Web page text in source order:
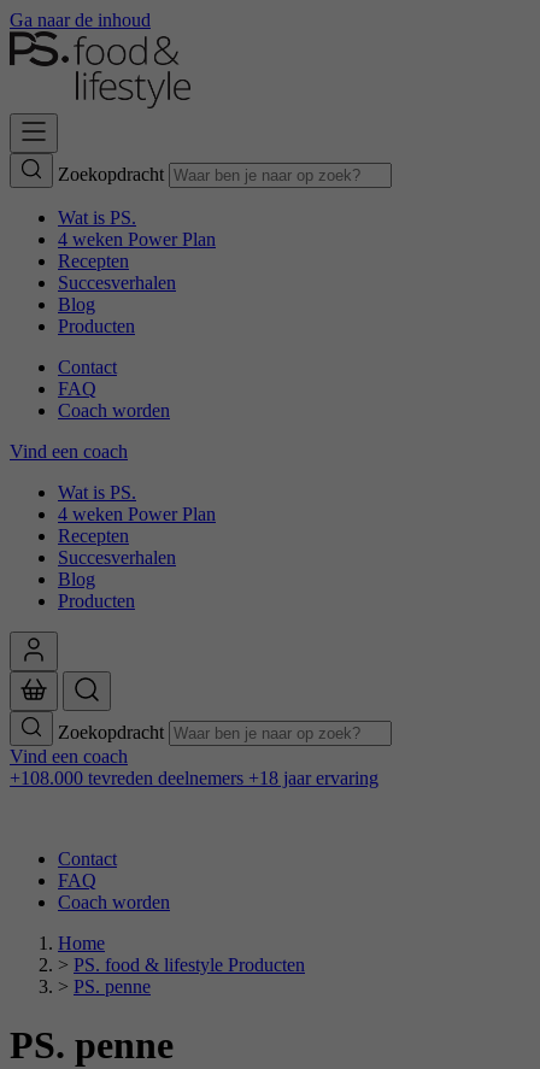
Ga naar de inhoud
Zoekopdracht
Wat is PS.
4 weken Power Plan
Recepten
Succesverhalen
Blog
Producten
Contact
FAQ
Coach worden
Vind een coach
Wat is PS.
4 weken Power Plan
Recepten
Succesverhalen
Blog
Producten
Zoekopdracht
Vind een coach
+108.000 tevreden deelnemers +18 jaar ervaring
Contact
FAQ
Coach worden
Home
> PS. food & lifestyle Producten
> PS. penne
PS. penne